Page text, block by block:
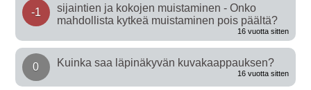
-1
sijaintien ja kokojen muistaminen - Onko
mahdollista kytkeä muistaminen pois päältä?
16 vuotta sitten
0 Kuinka saa läpinäkyvän kuvakaappauksen?
16 vuotta sitten